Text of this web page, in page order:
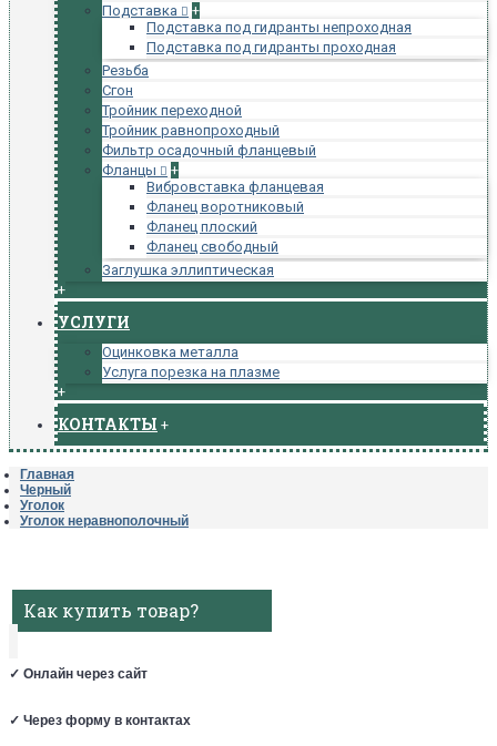
Подставка
+
Подставка под гидранты непроходная
Подставка под гидранты проходная
Резьба
Сгон
Тройник переходной
Тройник равнопроходный
Фильтр осадочный фланцевый
Фланцы
+
Вибровставка фланцевая
Фланец воротниковый
Фланец плоский
Фланец свободный
Заглушка эллиптическая
+
УСЛУГИ
Оцинковка металла
Услуга порезка на плазме
+
КОНТАКТЫ +
Главная
Черный
Уголок
Уголок неравнополочный
Как купить товар?
✓ Онлайн через сайт
✓ Через форму в контактах